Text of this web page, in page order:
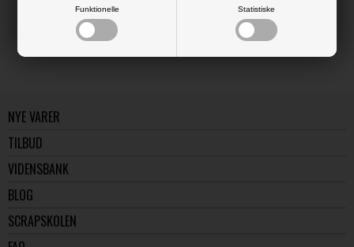
Funktionelle Statistiske
Læs flere artikler...
NYE VARER
TILBUD
VIDENSBANK
BLOG
SCRAPSKOLEN